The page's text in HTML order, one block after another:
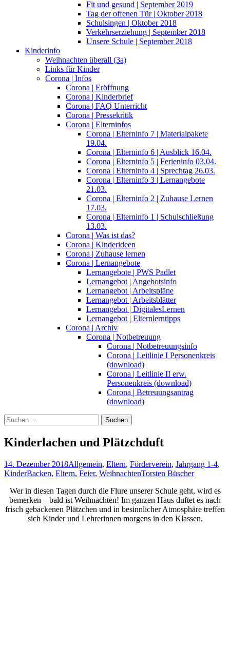
Fit und gesund | September 2019
Tag der offenen Tür | Oktober 2018
Schulsingen | Oktober 2018
Verkehrserziehung | September 2018
Unsere Schule | September 2018
Kinderinfo
Weihnachten überall (3a)
Links für Kinder
Corona | Infos
Corona | Eröffnung
Corona | Kinderbrief
Corona | FAQ Unterricht
Corona | Pressekritik
Corona | Elterninfos
Corona | Elterninfo 7 | Materialpakete
19.04.
Corona | Elterninfo 6 | Ausblick 16.04.
Corona | Elterninfo 5 | Ferieninfo 03.04.
Corona | Elterninfo 4 | Sprechtag 26.03.
Corona | Elterninfo 3 | Lernangebote
21.03.
Corona | Elterninfo 2 | Zuhause Lernen
17.03.
Corona | Elterninfo 1 | Schulschließung
13.03.
Corona | Was ist das?
Corona | Kinderideen
Corona | Zuhause lernen
Corona | Lernangebote
Lernangebote | PWS Padlet
Lernangebot | Angebotsinfo
Lernangebot | Arbeitspläne
Lernangebot | Arbeitsblätter
Lernangebot | DigitalesLernen
Lernangebot | Elternlerntipps
Corona | Archiv
Corona | Notbetreuung
Corona | Notbetreuungsinfo
Corona | Leitlinie I Personenkreis
(download)
Corona | Leitlinie II erw.
Personenkreis (download)
Corona | Betreuungsantrag
(download)
Suchen
nach:
Kinderlachen und Plätzchduft
14. Dezember 2018Allgemein, Eltern, Förderverein, Jahrgang 1-4,
KinderBacken, Eltern, Feier, WeihnachtenTorsten Büscher
Wer in diesen Tagen durch die Flure unserer Schule geht, wird es
bemerken – bald ist Weihnachten! Im ganzen Haus duftet es nach
frisch gebackenen Plätzchen und in besinnlicher Atmosphäre treffen
sich Kinder und Lehrerinnen morgens in den Klassen.